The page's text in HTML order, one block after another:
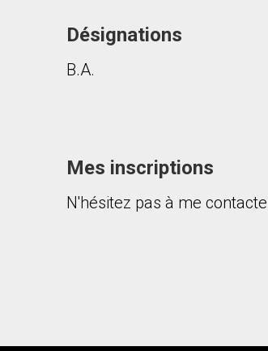
Désignations
B.A.
Mes inscriptions
N'hésitez pas à me